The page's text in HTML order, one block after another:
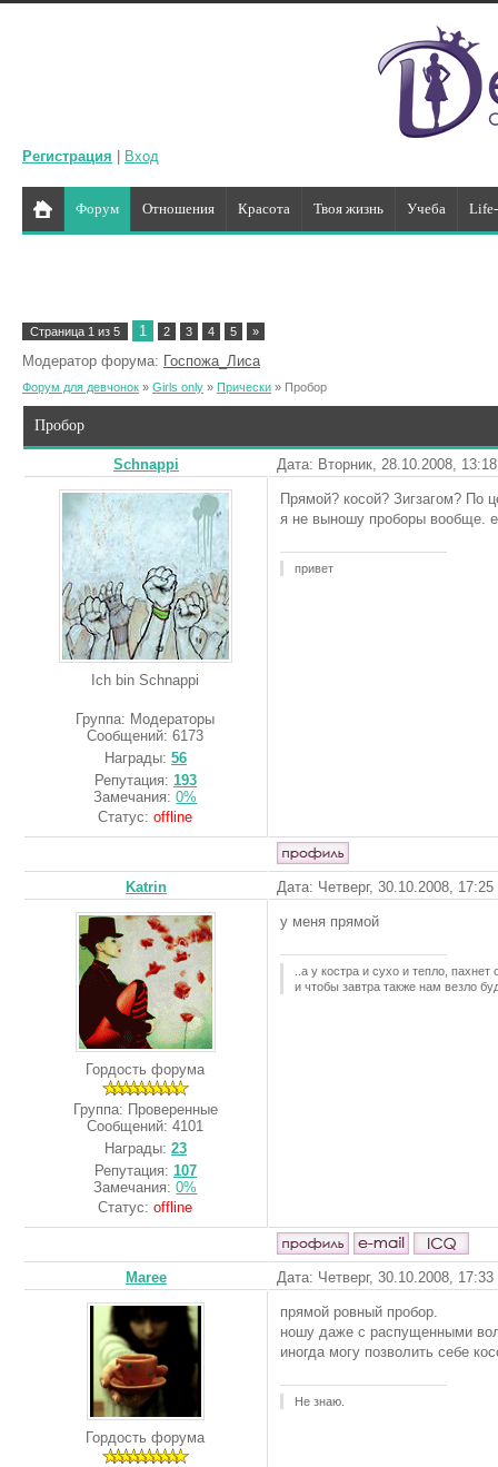
Регистрация Вход
Форум Отношения Красота Твоя жизнь Учеба
Страница 1 из 5 1 2 3 4 5 »
Модератор форума: Госпожа_Лиса
Форум для девчонок » Girls only » Прически » Пробор
Пробор
Schnappi Дата: Вторник, 28.10.2008,
Ich bin Schnappi
Группа: Модераторы
Сообщений:6173
Награды: 56
Репутация: 193
Замечания:0%
Статус:offline
Прямой? косой? Зигзагом? По
я не выношу проборы вообще.
привет
Katrin Дата: Четверг, 30.10.2008,
Гордость форума
Группа: Проверенные
Сообщений:4101
Награды: 23
Репутация: 107
Замечания:0%
Статус:offline
у меня прямой
..а у костра и сухо и тепло, пахнет
и чтобы завтра также нам везло
Maree Дата: Четверг, 30.10.2008,
Гордость форума
прямой ровный пробор.
ношу даже с распущенными
иногда могу позволить себе
Не знаю.